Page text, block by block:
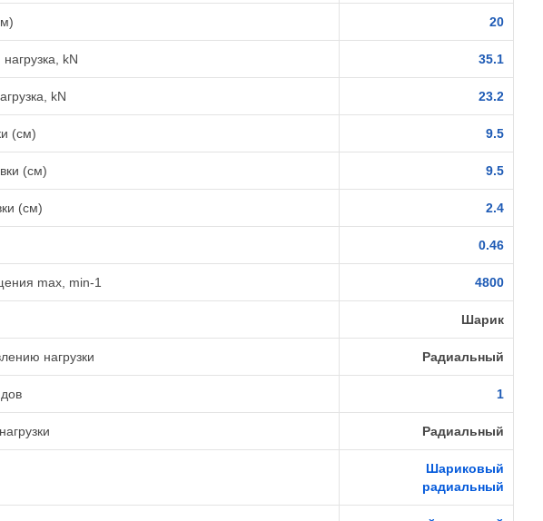
20
kN 35.1
kN 23.2
(см) 9.5
(см) 9.5
(см) 2.4
0.46
max, min-1 4800
Шарик
нагрузки Радиальный
1
Радиальный
Шариковый
радиальный